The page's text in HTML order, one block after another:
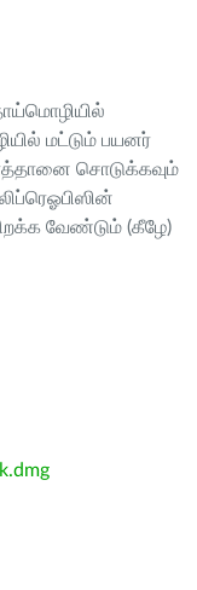
மட்டும் பயனர்
சொடுக்கவும்
வேண்டும் (கீழே)